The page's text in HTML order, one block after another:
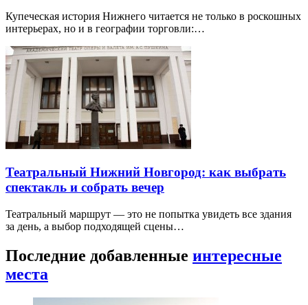
Купеческая история Нижнего читается не только в роскошных
интерьерах, но и в географии торговли:…
Театральный Нижний Новгород: как выбрать
спектакль и собрать вечер
Театральный маршрут — это не попытка увидеть все здания
за день, а выбор подходящей сцены…
Последние добавленные интересные
места